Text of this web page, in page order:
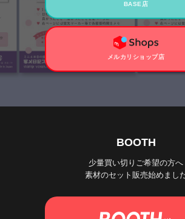
BASE店
メルカリショップ店
BOOTH
少量買い切りご希望の方へ
素材のセット販売始めまし